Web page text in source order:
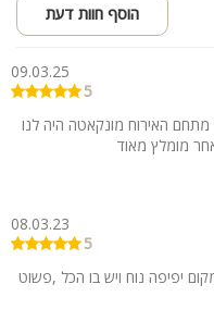
הוסף חוות דעת
09.03.25
5
האירוח מונקאטה היה לנו
מומלץ מאוד
08.03.23
5
יפיפה נוח ויש בו הכל ,פשוט